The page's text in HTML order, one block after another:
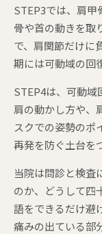
STEP3では、肩甲
骨や首の動きを取
で、肩関節だけに
期には可動域の回
STEP4は、可動域
肩の動かし方や、
スクでの姿勢のポ
再発を防ぐ土台を
当院は問診と検査
のか、どうして四
語をできるだけ避
痛みの出ている部